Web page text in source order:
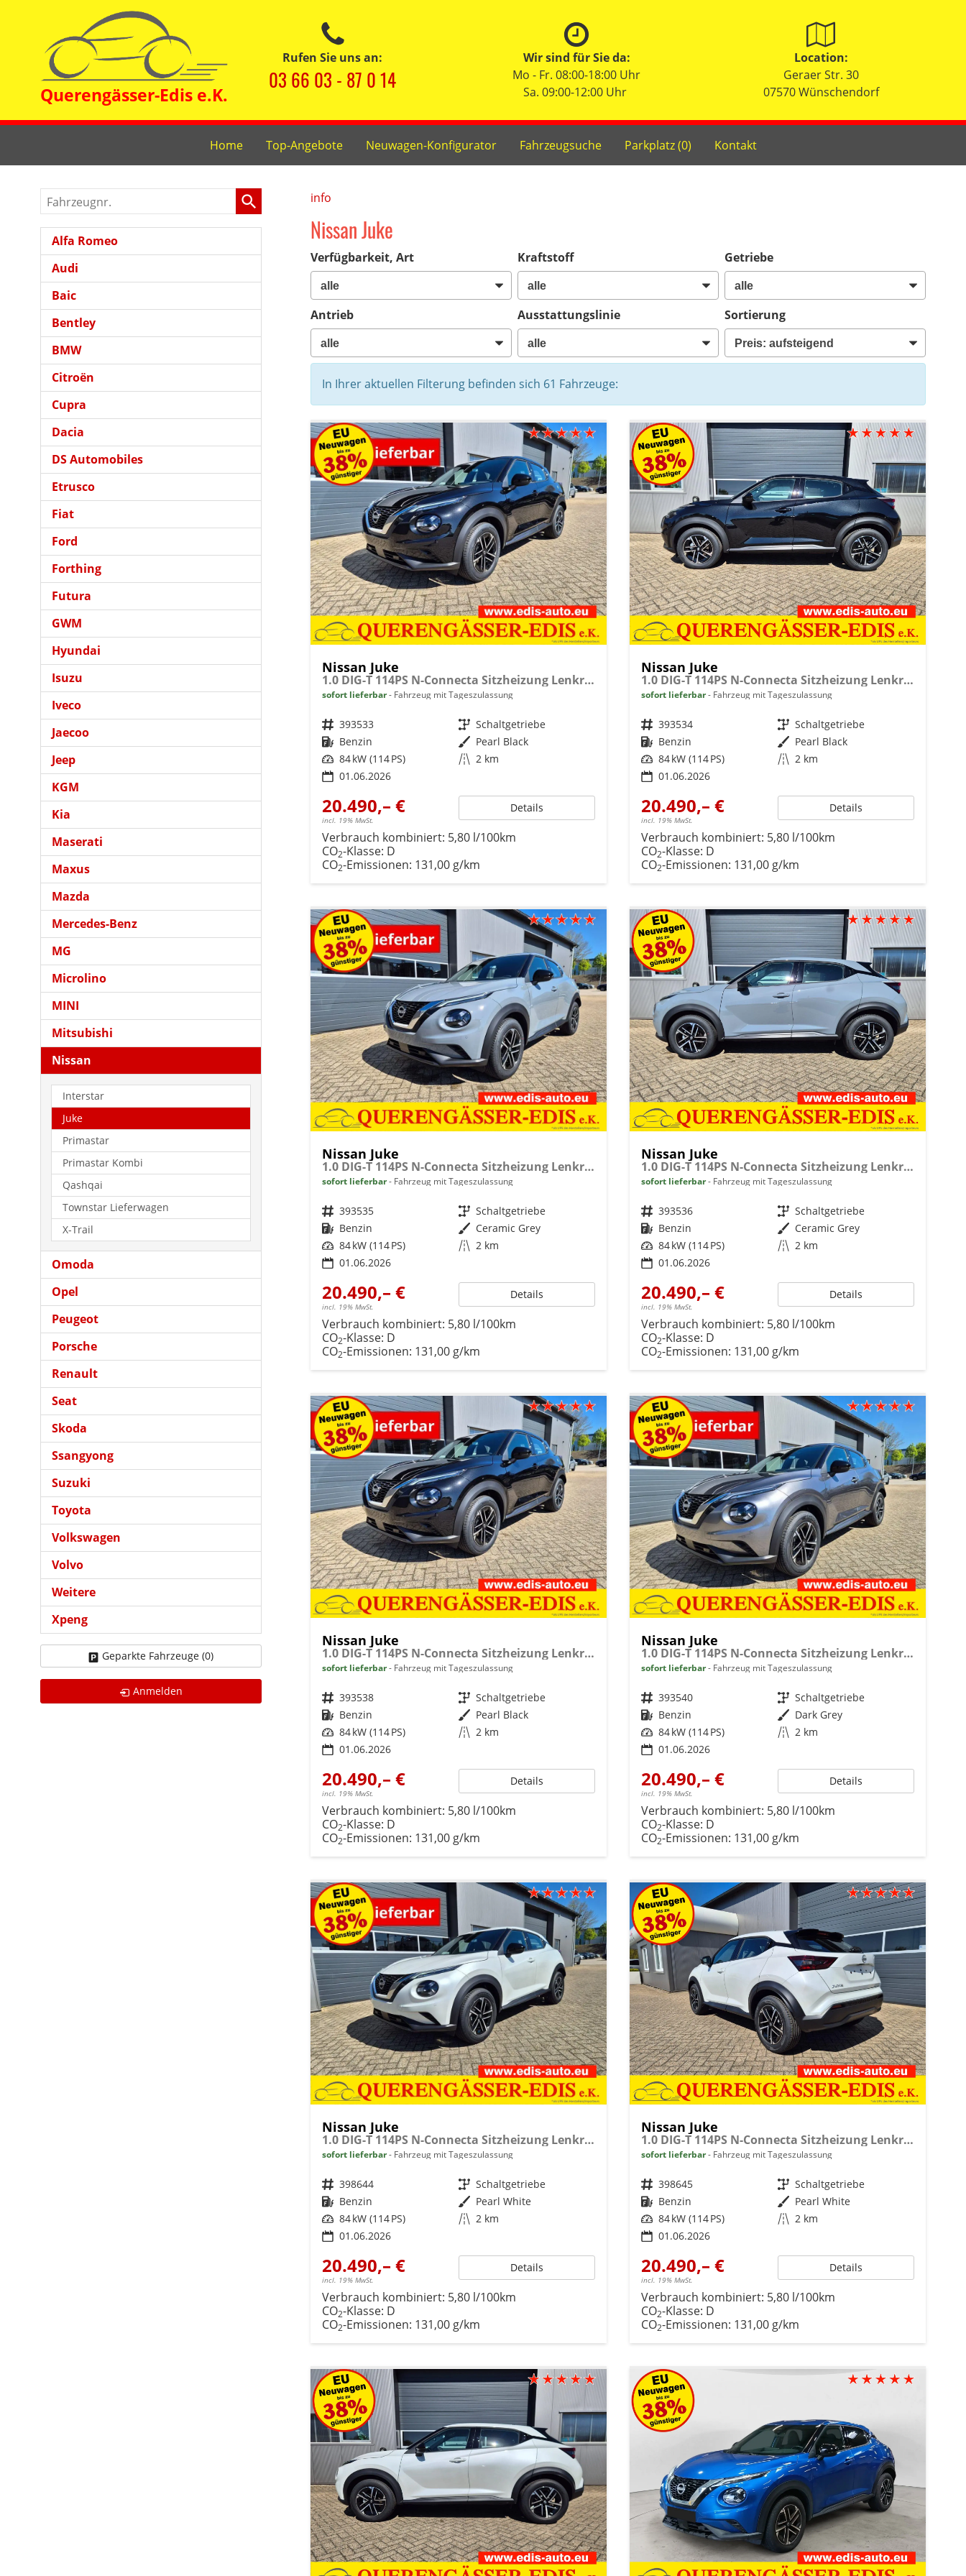
Rufen Sie uns an:
03 66 03 - 87 0 14
Wir sind für Sie da:
Mo - Fr. 08:00-18:00 Uhr
Sa. 09:00-12:00 Uhr
Location:
Geraer Str. 30
07570 Wünschendorf
Home Top-Angebote Neuwagen-Konfigurator Fahrzeugsuche Parkplatz (0) Kontakt
info
Nissan Juke
Verfügbarkeit, Art Kraftstoff Getriebe
Antrieb Ausstattungslinie Sortierung
In Ihrer aktuellen Filterung befinden sich 61 Fahrzeuge:
Nissan Juke
1.0 DIG-T 114PS N-Connecta Sitzheizung Lenkradheizung Teil-Leder Klimaautomatik PDC v+h Rückf.Kamera Bluetooth Touchscreen Apple CarPlay Android Auto 17"LM
sofort lieferbar Fahrzeug mit Tageszulassung
Fahrzeugnr. 393533 Getriebe Schaltgetriebe
Kraftstoff Benzin Außenfarbe Pearl Black
Leistung 84 kW (114 PS) Kilometerstand 2 km
01.06.2026
20.490,– €
incl. 19% MwSt.
Details
Verbrauch kombiniert: 5,80 l/100km
CO2-Klasse: D
CO2-Emissionen: 131,00 g/km
Nissan Juke
1.0 DIG-T 114PS N-Connecta Sitzheizung Lenkradheizung Teil-Leder Klimaautomatik PDC v+h Rückf.Kamera Bluetooth Touchscreen Apple CarPlay Android Auto 17"LM
sofort lieferbar Fahrzeug mit Tageszulassung
Fahrzeugnr. 393534 Getriebe Schaltgetriebe
Kraftstoff Benzin Außenfarbe Pearl Black
Leistung 84 kW (114 PS) Kilometerstand 2 km
01.06.2026
20.490,– €
incl. 19% MwSt.
Details
Verbrauch kombiniert: 5,80 l/100km
CO2-Klasse: D
CO2-Emissionen: 131,00 g/km
Nissan Juke
1.0 DIG-T 114PS N-Connecta Sitzheizung Lenkradheizung Teil-Leder Klimaautomatik PDC v+h Rückf.Kamera Bluetooth Touchscreen Apple CarPlay Android Auto 17"LM
sofort lieferbar Fahrzeug mit Tageszulassung
Fahrzeugnr. 393535 Getriebe Schaltgetriebe
Kraftstoff Benzin Außenfarbe Ceramic Grey
Leistung 84 kW (114 PS) Kilometerstand 2 km
01.06.2026
20.490,– €
incl. 19% MwSt.
Details
Verbrauch kombiniert: 5,80 l/100km
CO2-Klasse: D
CO2-Emissionen: 131,00 g/km
Nissan Juke
1.0 DIG-T 114PS N-Connecta Sitzheizung Lenkradheizung Teil-Leder Klimaautomatik PDC v+h Rückf.Kamera Bluetooth Touchscreen Apple CarPlay Android Auto 17"LM
sofort lieferbar Fahrzeug mit Tageszulassung
Fahrzeugnr. 393536 Getriebe Schaltgetriebe
Kraftstoff Benzin Außenfarbe Ceramic Grey
Leistung 84 kW (114 PS) Kilometerstand 2 km
01.06.2026
20.490,– €
incl. 19% MwSt.
Details
Verbrauch kombiniert: 5,80 l/100km
CO2-Klasse: D
CO2-Emissionen: 131,00 g/km
Nissan Juke
1.0 DIG-T 114PS N-Connecta Sitzheizung Lenkradheizung Teil-Leder Klimaautomatik PDC v+h Rückf.Kamera Bluetooth Touchscreen Apple CarPlay Android Auto 17"LM
sofort lieferbar Fahrzeug mit Tageszulassung
Fahrzeugnr. 393538 Getriebe Schaltgetriebe
Kraftstoff Benzin Außenfarbe Pearl Black
Leistung 84 kW (114 PS) Kilometerstand 2 km
01.06.2026
20.490,– €
incl. 19% MwSt.
Details
Verbrauch kombiniert: 5,80 l/100km
CO2-Klasse: D
CO2-Emissionen: 131,00 g/km
Nissan Juke
1.0 DIG-T 114PS N-Connecta Sitzheizung Lenkradheizung Teil-Leder Klimaautomatik PDC v+h Rückf.Kamera Bluetooth Touchscreen Apple CarPlay Android Auto 17"LM
sofort lieferbar Fahrzeug mit Tageszulassung
Fahrzeugnr. 393540 Getriebe Schaltgetriebe
Kraftstoff Benzin Außenfarbe Dark Grey
Leistung 84 kW (114 PS) Kilometerstand 2 km
01.06.2026
20.490,– €
incl. 19% MwSt.
Details
Verbrauch kombiniert: 5,80 l/100km
CO2-Klasse: D
CO2-Emissionen: 131,00 g/km
Nissan Juke
1.0 DIG-T 114PS N-Connecta Sitzheizung Lenkradheizung Teil-Leder Klimaautomatik PDC v+h Rückf.Kamera Bluetooth Touchscreen Apple CarPlay Android Auto 17"LM
sofort lieferbar Fahrzeug mit Tageszulassung
Fahrzeugnr. 398644 Getriebe Schaltgetriebe
Kraftstoff Benzin Außenfarbe Pearl White
Leistung 84 kW (114 PS) Kilometerstand 2 km
01.06.2026
20.490,– €
incl. 19% MwSt.
Details
Verbrauch kombiniert: 5,80 l/100km
CO2-Klasse: D
CO2-Emissionen: 131,00 g/km
Nissan Juke
1.0 DIG-T 114PS N-Connecta Sitzheizung Lenkradheizung Teil-Leder Klimaautomatik PDC v+h Rückf.Kamera Bluetooth Touchscreen Apple CarPlay Android Auto 17"LM
sofort lieferbar Fahrzeug mit Tageszulassung
Fahrzeugnr. 398645 Getriebe Schaltgetriebe
Kraftstoff Benzin Außenfarbe Pearl White
Leistung 84 kW (114 PS) Kilometerstand 2 km
01.06.2026
20.490,– €
incl. 19% MwSt.
Details
Verbrauch kombiniert: 5,80 l/100km
CO2-Klasse: D
CO2-Emissionen: 131,00 g/km
Fahrzeugnr.
Alfa Romeo
Audi
Baic
Bentley
BMW
Citroën
Cupra
Dacia
DS Automobiles
Etrusco
Fiat
Ford
Forthing
Futura
GWM
Hyundai
Isuzu
Iveco
Jaecoo
Jeep
KGM
Kia
Maserati
Maxus
Mazda
Mercedes-Benz
MG
Microlino
MINI
Mitsubishi
Nissan
Interstar
Juke
Primastar
Primastar Kombi
Qashqai
Townstar Lieferwagen
X-Trail
Omoda
Opel
Peugeot
Porsche
Renault
Seat
Skoda
Ssangyong
Suzuki
Toyota
Volkswagen
Volvo
Weitere
Xpeng
Geparkte Fahrzeuge (0)
Anmelden